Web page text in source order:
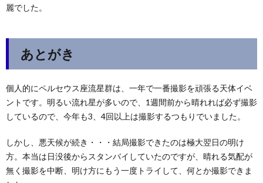
麗でした。
あとがき
個人的にペルセウス座流星群は、一年で一番撮影を頑張る天体イベ
ントです。明るい流れ星が多いので、1週間前から晴れれば必ず撮影
しているので、今年も3、4回以上は撮影するつもりでいました。
しかし、悪天候が続き・・・結局撮影できたのは極大翌日の明け
方。本当は日没後からスタンバイしていたのですが、晴れる気配が
無く撮影を中断、明け方にもう一度トライして、何とか撮影できま